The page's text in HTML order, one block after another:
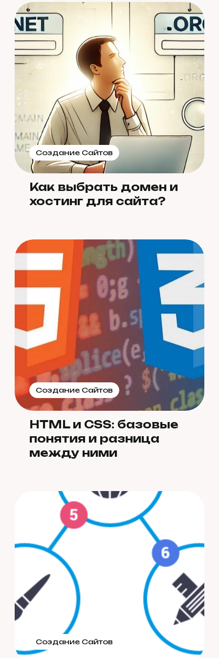
Создание Сайтов
Как выбрать домен и
хостинг для сайта?
Создание Сайтов
HTML и CSS: базовые
понятия и разница
между ними
Создание Сайтов